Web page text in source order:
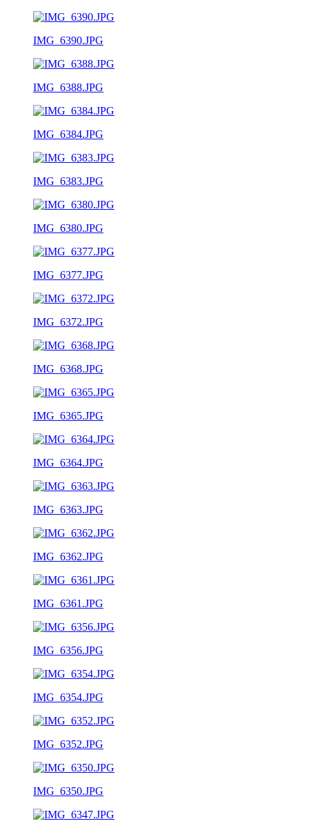
IMG_6390.JPG
IMG_6388.JPG
IMG_6384.JPG
IMG_6383.JPG
IMG_6380.JPG
IMG_6377.JPG
IMG_6372.JPG
IMG_6368.JPG
IMG_6365.JPG
IMG_6364.JPG
IMG_6363.JPG
IMG_6362.JPG
IMG_6361.JPG
IMG_6356.JPG
IMG_6354.JPG
IMG_6352.JPG
IMG_6350.JPG